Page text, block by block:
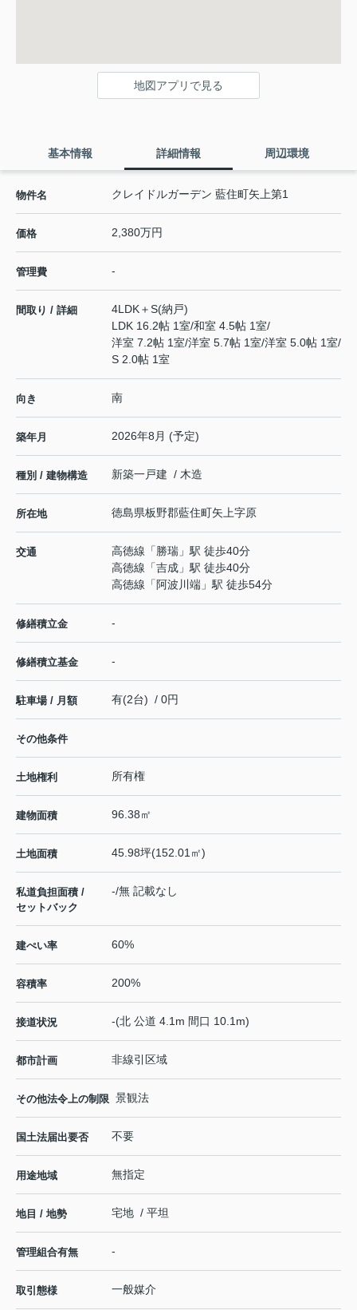
地図アプリで見る
基本情報 詳細情報 周辺環境
物件名 クレイドルガーデン 藍住町矢上第1
価格 2,380万円
管理費 -
間取り / 詳細
4LDK＋S(納戸)
LDK 16.2帖 1室/和室 4.5帖 1室/
洋室 7.2帖 1室/洋室 5.7帖 1室/洋室 5.0帖 1室/
S 2.0帖 1室
向き 南
築年月 2026年8月 (予定)
種別 / 建物構造 新築一戸建 / 木造
所在地 徳島県板野郡藍住町矢上字原
交通 高徳線 「 勝瑞 」駅 徒歩40分
高徳線 「吉成 」駅 徒歩40分
高徳線 「 阿波川端 」駅 徒歩54分
修繕積立金 -
修繕積立基金 -
駐車場 / 月額 有(2台) / 0円
その他条件
土地権利 所有権
建物面積 96.38㎡
土地面積 45.98坪(152.01㎡)
私道負担面積 /
セットバック
-/無 記載なし
建ぺい率 60%
容積率 200%
接道状況 -(北 公道 4.1m 間口 10.1m)
都市計画 非線引区域
その他法令上の制限 景観法
国土法届出要否 不要
用途地域 無指定
地目 / 地勢 宅地 / 平坦
管理組合有無 -
取引態様 一般媒介